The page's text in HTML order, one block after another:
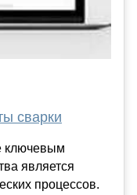
сварки
ключевым
является
процессов.